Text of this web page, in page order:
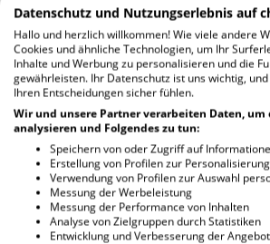
Datenschutz und Nutzungserlebnis auf
Hallo und herzlich willkommen! Wie viele andere
Cookies und ähnliche Technologien, um Ihr
Inhalte und Werbung zu personalisieren und die
gewährleisten. Ihr Datenschutz ist uns wichtig,
Ihren Entscheidungen sicher fühlen.
Wir und unsere Partner verarbeiten Daten, um
analysieren und Folgendes zu tun:
Speichern von oder Zugriff auf
Erstellung von Profilen zur
Verwendung von Profilen zur Auswahl
Messung der Werbeleistung
Messung der Performance von Inhalten
Analyse von Zielgruppen durch Statistiken
Entwicklung und Verbesserung der